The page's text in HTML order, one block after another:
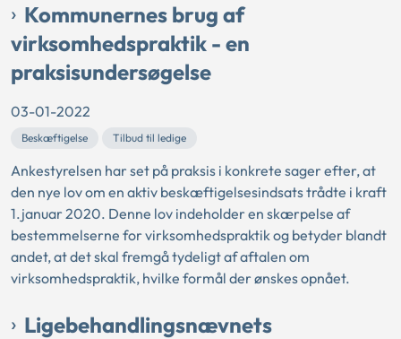
Kommunernes brug af
virksomhedspraktik - en
praksisundersøgelse
03-01-2022
Beskæftigelse Tilbud til ledige
Ankestyrelsen har set på praksis i konkrete sager efter, at
den nye lov om en aktiv beskæftigelsesindsats trådte i kraft
1.januar 2020. Denne lov indeholder en skærpelse af
bestemmelserne for virksomhedspraktik og betyder blandt
andet, at det skal fremgå tydeligt af aftalen om
virksomhedspraktik, hvilke formål der ønskes opnået.
Ligebehandlingsnævnets